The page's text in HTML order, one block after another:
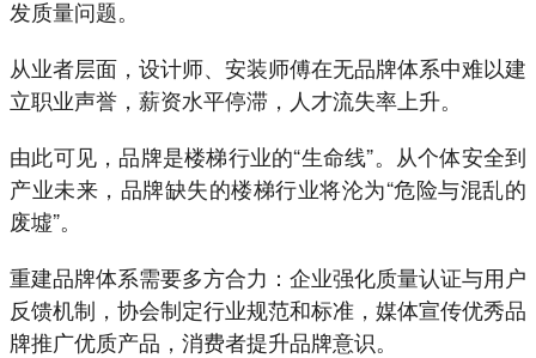
发质量问题。
从业者层面，设计师、安装师傅在无品牌体系中难以建
立职业声誉，薪资水平停滞，人才流失率上升。
由此可见，品牌是楼梯行业的“生命线”。从个体安全到
产业未来，品牌缺失的楼梯行业将沦为“危险与混乱的
废墟”。
重建品牌体系需要多方合力：企业强化质量认证与用户
反馈机制，协会制定行业规范和标准，媒体宣传优秀品
牌推广优质产品，消费者提升品牌意识。